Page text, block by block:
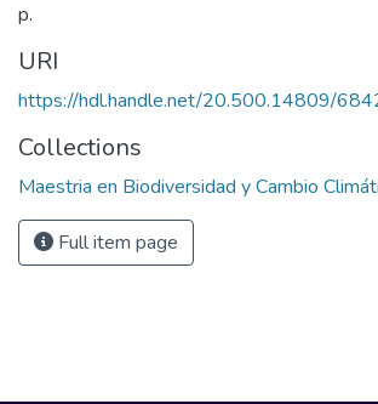
p.
URI
https://hdl.handle.net/20.500.14809/
Collections
Maestria en Biodiversidad y Cambio
Full item page